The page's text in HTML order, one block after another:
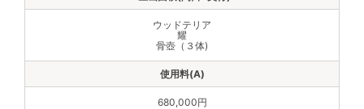
ウッドテリア
耀
骨壺（３体)
680,000円